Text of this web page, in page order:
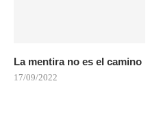
La mentira no es el camino
17/09/2022